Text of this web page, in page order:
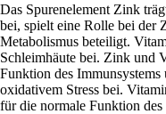
Das Spurenelement Zink
bei, spielt eine Rolle bei der
Metabolismus beteiligt.
Schleimhäute bei. Zink und
Funktion des
oxidativem Stress bei.
für die normale Funktion